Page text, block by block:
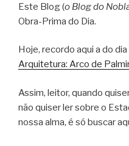
Este Blog (o Blog do
Obra-Prima do Dia.
Hoje, recordo aqui a do
Arquitetura: Arco de
Assim, leitor, quando
não quiser ler sobre o
nossa alma, é só buscar